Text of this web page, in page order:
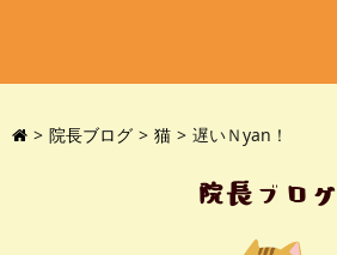
院長ブログ 猫 遅いＮyan！
院長ブログ